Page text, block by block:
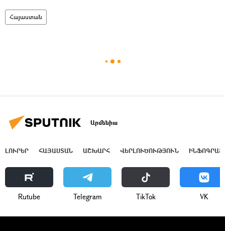
Հայաստան
Արմենիա
ԼՈՒՐԵՐ ՀԱՅԱՍՏԱՆ ԱՇԽԱՐՀ ՎԵՐԼՈՒԾՈՒԹՅՈՒՆ
Rutube Telegram ТikТоk VK